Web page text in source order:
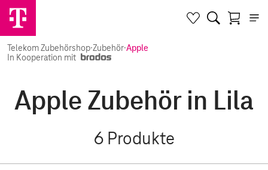
Telekom Zubehörshop·Zubehör·Apple
In Kooperation mit
Apple Zubehör in Lila
6 Produkte